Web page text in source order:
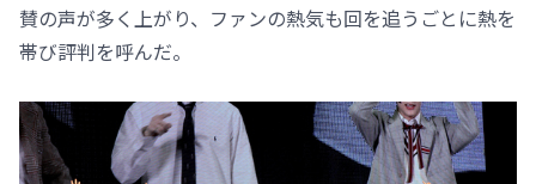
賛の声が多く上がり、ファンの熱気も回を追うごとに熱を
帯び評判を呼んだ。